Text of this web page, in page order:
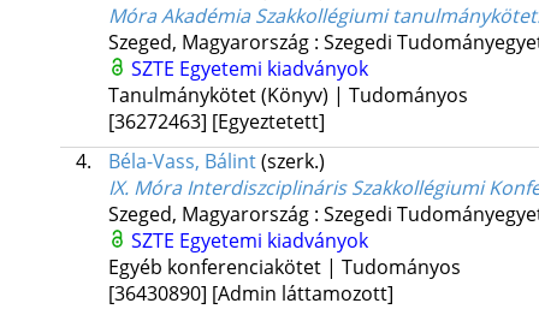
Móra Akadémia Szakkollégiumi tanulmánykötet
Szeged, Magyarország : Szegedi
SZTE Egyetemi kiadványok
Tanulmánykötet (Könyv) | Tudományos
[36272463] [Egyeztetett]
4.
Béla-Vass, Bálint(szerk.)
IX. Móra Interdiszciplináris Szakkollégiumi
Szeged, Magyarország : Szegedi
SZTE Egyetemi kiadványok
Egyéb konferenciakötet | Tudományos
[36430890] [Admin láttamozott]